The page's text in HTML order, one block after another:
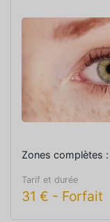
Zones complètes
Tarif et durée
31 € - Forfait